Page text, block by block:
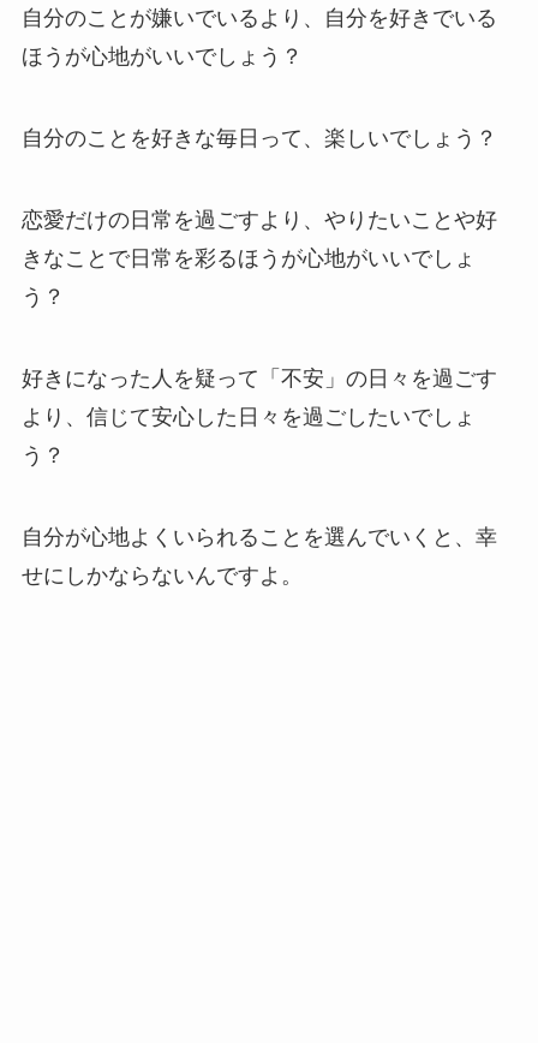
自分のことが嫌いでいるより、自分を好きでいる
ほうが心地がいいでしょう？
自分のことを好きな毎日って、楽しいでしょう？
恋愛だけの日常を過ごすより、やりたいことや好
きなことで日常を彩るほうが心地がいいでしょ
う？
好きになった人を疑って「不安」の日々を過ごす
より、信じて安心した日々を過ごしたいでしょ
う？
自分が心地よくいられることを選んでいくと、幸
せにしかならないんですよ。